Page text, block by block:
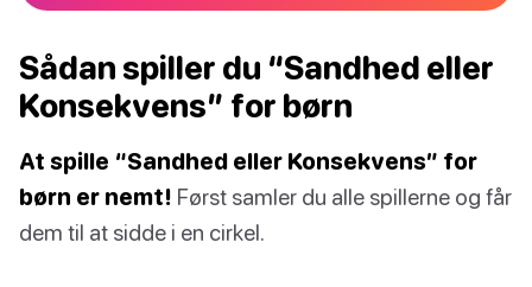
Sådan spiller du “Sandhed eller
Konsekvens” for børn
At spille “Sandhed eller Konsekvens” for
børn er nemt! Først samler du alle spillerne og får
dem til at sidde i en cirkel.